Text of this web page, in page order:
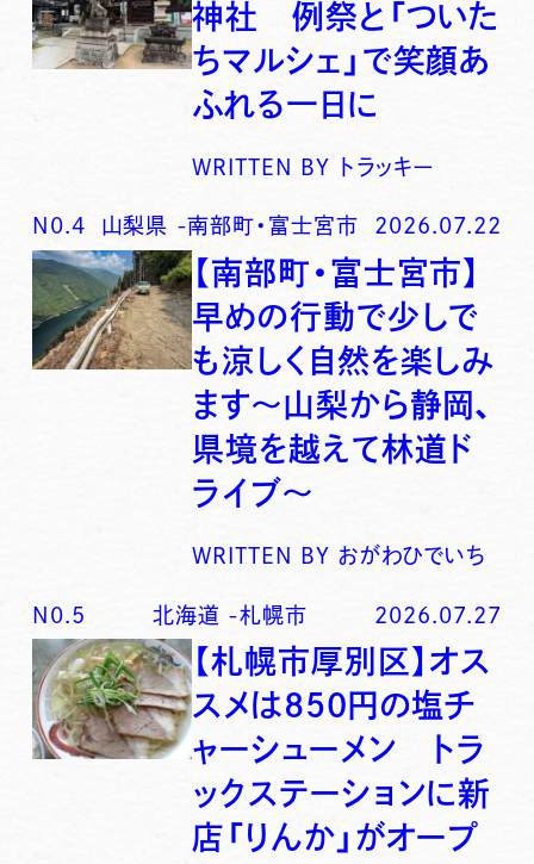
神社 例祭と「ついた
ちマルシェ」で笑顔あ
ふれる一日に
WRITTEN BY トラッキー
N0. 4 山梨県 -南部町・富士宮市 2026.07.22
【南部町・富士宮市】
早めの行動で少しで
も涼しく自然を楽しみ
ます〜山梨から静岡、
県境を越えて林道ド
ライブ〜
WRITTEN BY おがわひでいち
N0. 5 北海道 -札幌市 2026.07.27
【札幌市厚別区】オス
スメは850円の塩チ
ャーシューメン トラ
ックステーションに新
店「りんか」がオープ